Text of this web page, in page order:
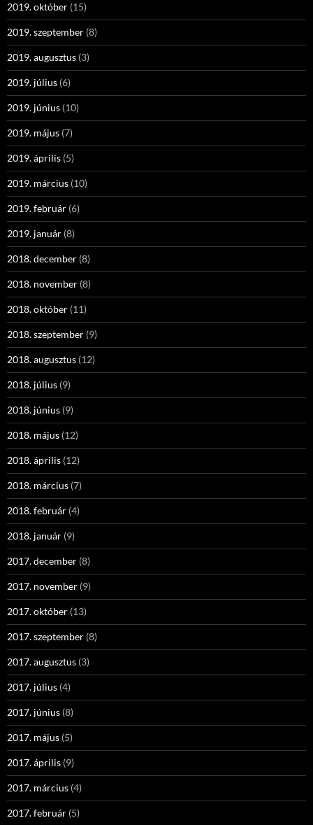
2019. október (15)
2019. szeptember (8)
2019. augusztus (3)
2019. július (6)
2019. június (10)
2019. május (7)
2019. április (5)
2019. március (10)
2019. február (6)
2019. január (8)
2018. december (8)
2018. november (8)
2018. október (11)
2018. szeptember (9)
2018. augusztus (12)
2018. július (9)
2018. június (9)
2018. május (12)
2018. április (12)
2018. március (7)
2018. február (4)
2018. január (9)
2017. december (8)
2017. november (9)
2017. október (13)
2017. szeptember (8)
2017. augusztus (3)
2017. július (4)
2017. június (8)
2017. május (5)
2017. április (9)
2017. március (4)
2017. február (5)